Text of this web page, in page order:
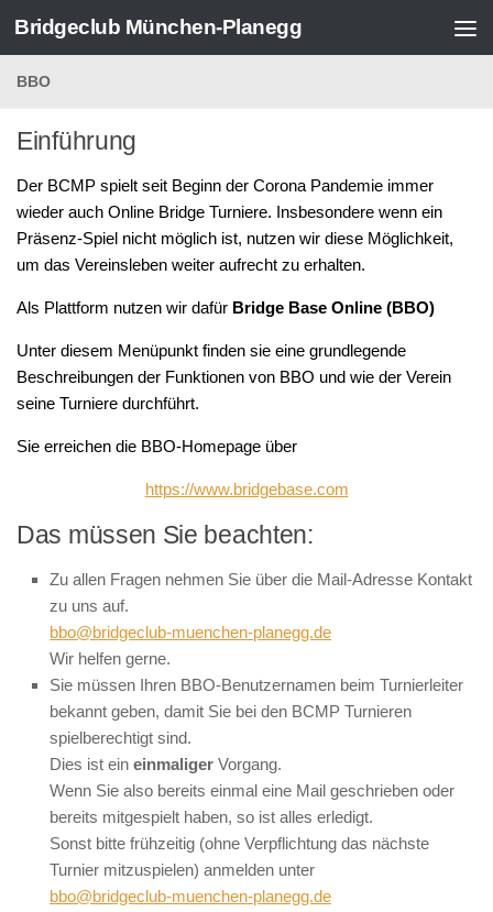
Zum Inhalt springen
Bridgeclub München-Planegg
BBO
Einführung
Der BCMP spielt seit Beginn der Corona Pandemie immer
wieder auch Online Bridge Turniere. Insbesondere wenn ein
Präsenz-Spiel nicht möglich ist, nutzen wir diese Möglichkeit,
um das Vereinsleben weiter aufrecht zu erhalten.
Als Plattform nutzen wir dafür Bridge Base Online (BBO)
Unter diesem Menüpunkt finden sie eine grundlegende
Beschreibungen der Funktionen von BBO und wie der Verein
seine Turniere durchführt.
Sie erreichen die BBO-Homepage über
https://www.bridgebase.com
Das müssen Sie beachten:
Zu allen Fragen nehmen Sie über die Mail-Adresse Kontakt
zu uns auf.
bbo@bridgeclub-muenchen-planegg.de
Wir helfen gerne.
Sie müssen Ihren BBO-Benutzernamen beim Turnierleiter
bekannt geben, damit Sie bei den BCMP Turnieren
spielberechtigt sind.
Dies ist ein einmaliger Vorgang.
Wenn Sie also bereits einmal eine Mail geschrieben oder
bereits mitgespielt haben, so ist alles erledigt.
Sonst bitte frühzeitig (ohne Verpflichtung das nächste
Turnier mitzuspielen) anmelden unter
bbo@bridgeclub-muenchen-planegg.de